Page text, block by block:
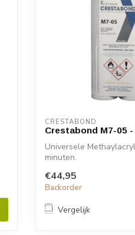
CRESTABOND
Crestabond M7-05 -
Universele
minuten.
€44,95
Backorder
Vergelijk